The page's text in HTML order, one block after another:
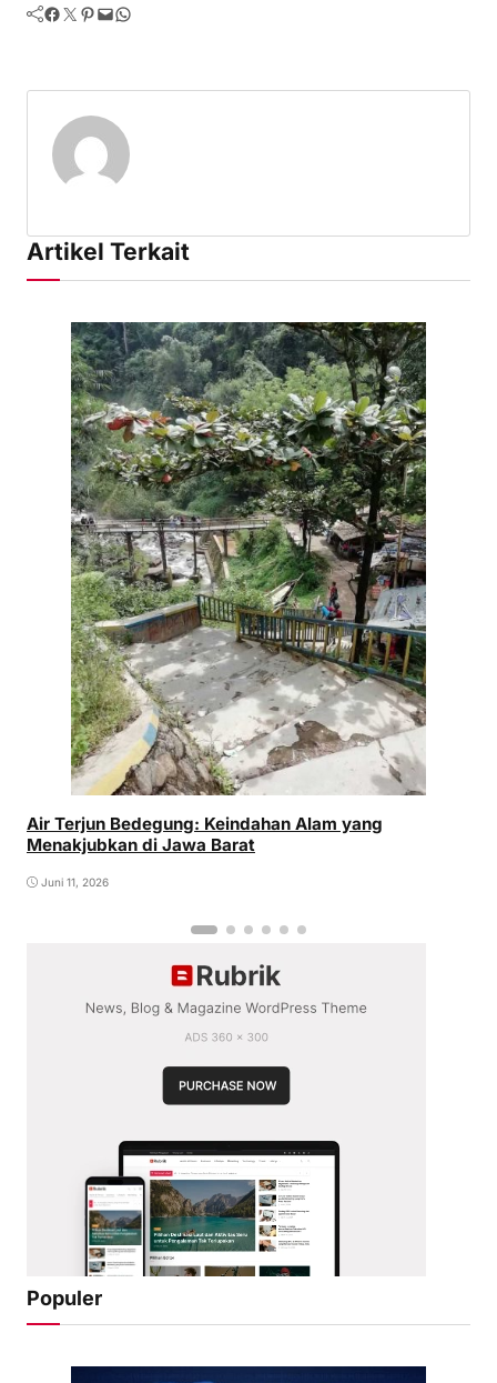
Facebook Twitter Pinterest Mail WhatsApp
Artikel Terkait
Air Terjun Bedegung: Keindahan Alam yang
Menakjubkan di Jawa Barat
Juni 11, 2026
Populer